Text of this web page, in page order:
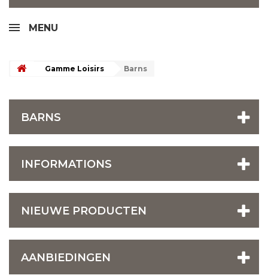
MENU
Gamme Loisirs Barns
BARNS
INFORMATIONS
NIEUWE PRODUCTEN
AANBIEDINGEN